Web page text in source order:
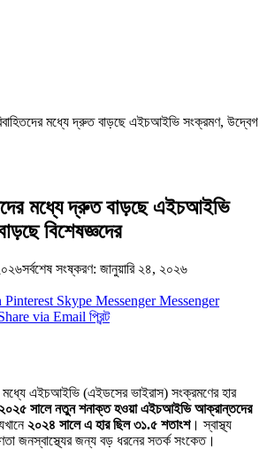
মধ্যে দ্রুত বাড়ছে এইচআইভি সংক্রমণ, উদ্বেগ
মধ্যে দ্রুত বাড়ছে এইচআইভি
বিশেষজ্ঞদের
সর্বশেষ সংষ্করণ: জানুয়ারি ২৪, ২০২৬
Pinterest Skype Messenger Messenger
via Email প্রিন্ট
মধ্যে এইচআইভি (এইডসের ভাইরাস) সংক্রমণের হার
সালে নতুন শনাক্ত হওয়া এইচআইভি আক্রান্তদের
২০২৪ সালে এ হার ছিল ৩১.৫ শতাংশ। স্বাস্থ্য
জনস্বাস্থ্যের জন্য বড় ধরনের সতর্ক সংকেত।